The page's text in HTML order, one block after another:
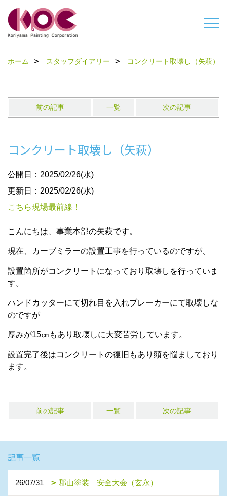
ホーム スタッフダイアリー コンクリート取壊し（矢萩）
前の記事 一覧 次の記事
コンクリート取壊し（矢萩）
公開日：2025/02/26(水)
更新日：2025/02/26(水)
こちら現場最前線！
こんにちは、事業本部の矢萩です。
現在、カーブミラーの設置工事を行っているのですが、
設置箇所がコンクリートになっており取壊しを行っていま
す。
ハンドカッターにて切れ目を入れブレーカーにて取壊しな
のですが
厚みが15㎝もあり取壊しに大変苦労しています。
設置完了後はコンクリートの復旧もあり頭を悩ましており
ます。
前の記事 一覧 次の記事
記事一覧
26/07/31 郡山塗装 安全大会（玄永）